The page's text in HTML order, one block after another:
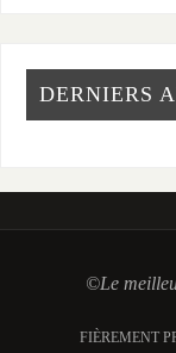
DERNIERS
©Le
FIÈREMENT